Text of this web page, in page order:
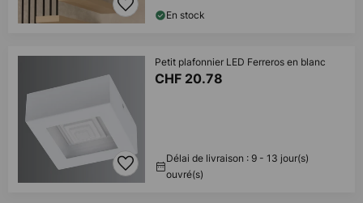
En stock
Petit plafonnier LED Ferreros en blanc
CHF 20.78
Délai de livraison : 9 - 13 jour(s)
ouvré(s)